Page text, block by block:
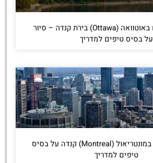
סיורים חינמיים באוטוואה (Ottawa) בירת קנדה – סיור
על בסיס טיפים למדריך
סיורים חינמיים במונטריאול (Montreal) קנדה על בסיס
טיפים למדריך